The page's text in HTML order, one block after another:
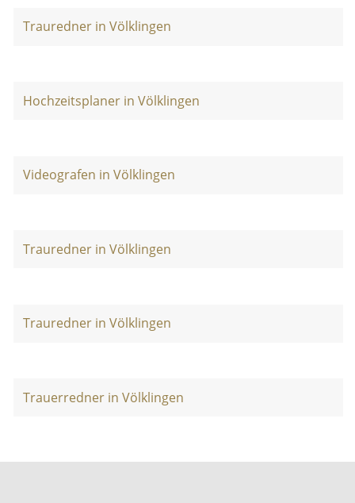
Trauredner in Völklingen
Hochzeitsplaner in Völklingen
Videografen in Völklingen
Trauredner in Völklingen
Trauredner in Völklingen
Trauerredner in Völklingen